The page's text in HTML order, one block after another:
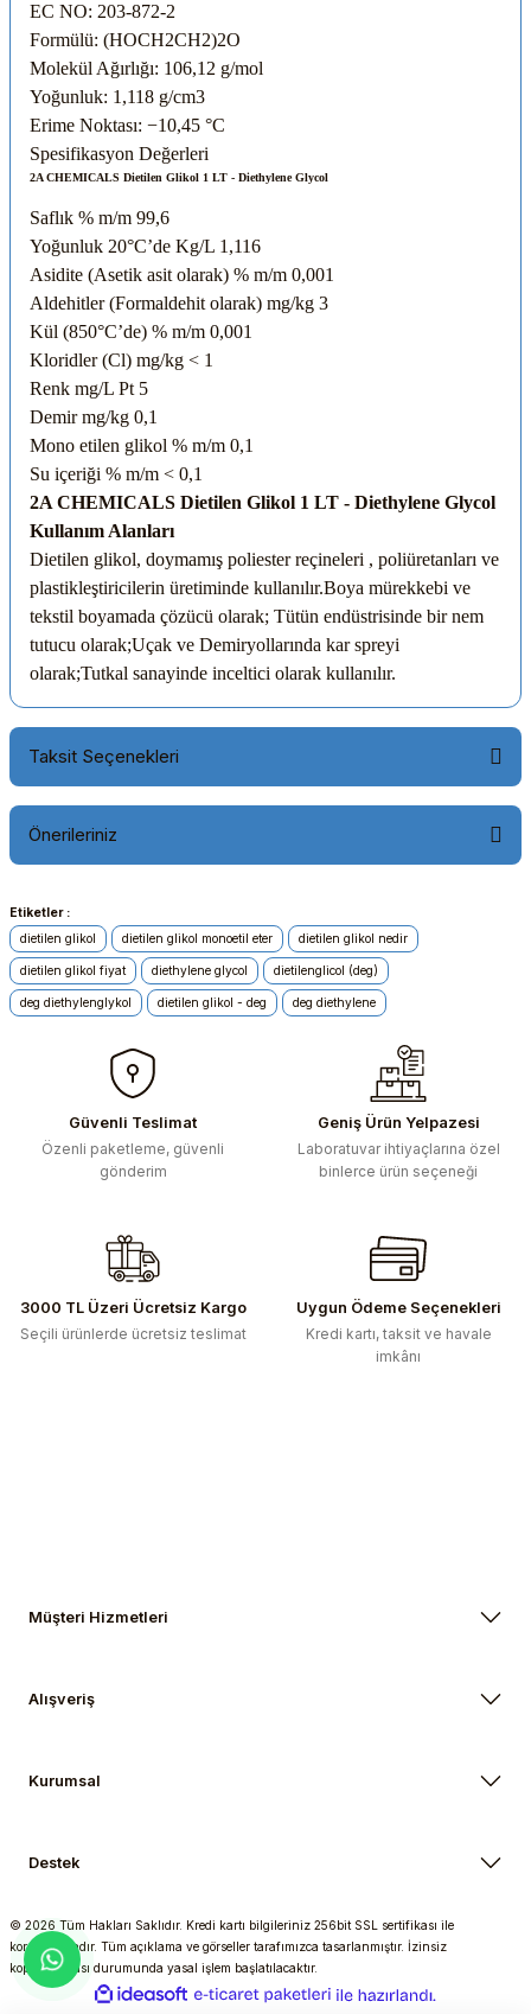
EC NO: 203-872-2
Formülü: (HOCH2CH2)2O
Molekül Ağırlığı: 106,12 g/mol
Yoğunluk: 1,118 g/cm3
Erime Noktası: −10,45 °C
Spesifikasyon Değerleri
2A CHEMICALS Dietilen Glikol 1 LT - Diethylene Glycol
Saflık % m/m 99,6
Yoğunluk 20°C’de Kg/L 1,116
Asidite (Asetik asit olarak) % m/m 0,001
Aldehitler (Formaldehit olarak) mg/kg 3
Kül (850°C’de) % m/m 0,001
Kloridler (Cl) mg/kg < 1
Renk mg/L Pt 5
Demir mg/kg 0,1
Mono etilen glikol % m/m 0,1
Su içeriği % m/m < 0,1
2A CHEMICALS Dietilen Glikol 1 LT - Diethylene Glycol
Kullanım Alanları
Dietilen glikol, doymamış poliester reçineleri , poliüretanları ve
plastikleştiricilerin üretiminde kullanılır.Boya mürekkebi ve
tekstil boyamada çözücü olarak; Tütün endüstrisinde bir nem
tutucu olarak;Uçak ve Demiryollarında kar spreyi
olarak;Tutkal sanayinde inceltici olarak kullanılır.
Taksit Seçenekleri
Önerileriniz
Bu ürünün fiyat bilgisi, resim, ürün açıklamalarında ve diğer
konularda yetersiz gördüğünüz noktaları öneri formunu
kullanarak tarafımıza iletebilirsiniz.
Görüş ve önerileriniz için teşekkür ederiz.
Ürün resmi kalitesiz, bozuk veya görüntülenemiyor.
Ürün açıklamasında eksik bilgiler bulunuyor.
Ürün fiyatı diğer sitelerden daha pahalı.
Bu ürüne benzer farklı alternatifler olmalı.
Gönder
Etiketler :
dietilen glikol
dietilen glikol monoetil eter dietilen glikol nedir
dietilen glikol fiyat diethylene glycol dietilenglicol (deg)
deg diethylenglykol dietilen glikol - deg deg diethylene
Güvenli Teslimat
Özenli paketleme, güvenli
gönderim
Geniş Ürün Yelpazesi
Laboratuvar ihtiyaçlarına özel
binlerce ürün seçeneği
3000 TL Üzeri Ücretsiz Kargo
Seçili ürünlerde ücretsiz teslimat
Uygun Ödeme Seçenekleri
Kredi kartı, taksit ve havale
imkânı
Müşteri Hizmetleri
Alışveriş
Kurumsal
Destek
© 2026 Tüm Hakları Saklıdır. Kredi kartı bilgileriniz 256bit SSL sertifikası ile
korunmaktadır. Tüm açıklama ve görseller tarafımızca tasarlanmıştır. İzinsiz
kopyalanması durumunda yasal işlem başlatılacaktır.
ideasoft
e-